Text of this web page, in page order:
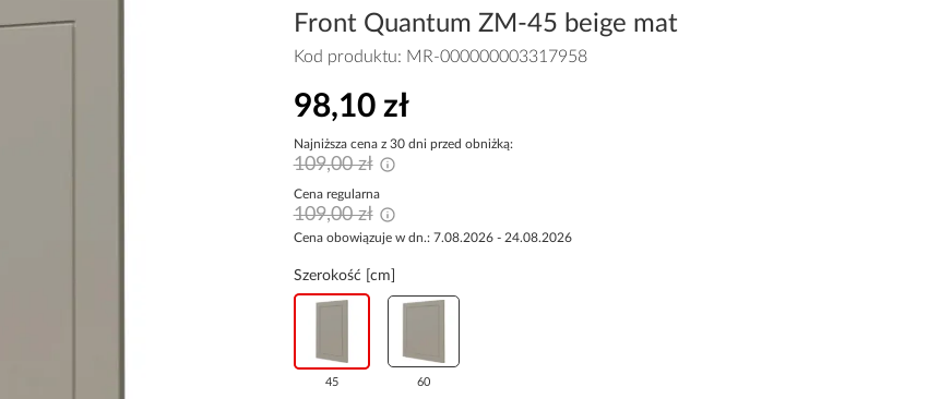
Front Quantum ZM-45 beige mat
Kod produktu: MR-000000003317958
98,10 zł
Najniższa cena z 30 dni przed obniżką:
109,00 zł
Cena regularna
109,00 zł
Cena obowiązuje w dn.: 7.08.2026 - 24.08.2026
Szerokość [cm]
45 60